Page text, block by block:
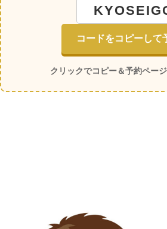
コードをコピーして
クリックでコピー＆予約ペー